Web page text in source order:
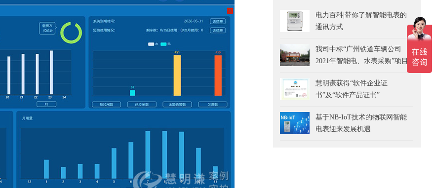
电力百科|带你了解智能电表的
通讯方式
我司中标“广州铁道车辆公司
2021年智能电、水表采购”项目
慧明谦获得“软件企业证
书”及“软件产品证书”
基于NB-IoT技术的物联网智能
电表迎来发展机遇